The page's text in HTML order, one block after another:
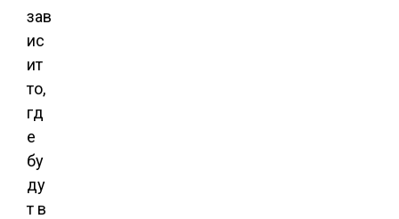
зав
ис
ит
то,
гд
е
бу
ду
т в